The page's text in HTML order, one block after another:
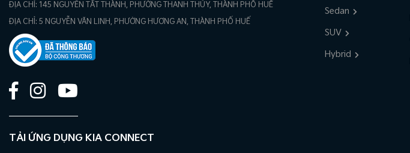
ĐỊA CHỈ: 145 NGUYỄN TẤT THÀNH, PHƯỜNG THANH THỦY, THÀNH PHỐ HUẾ
ĐỊA CHỈ: 5 NGUYỄN VĂN LINH, PHƯỜNG HƯƠNG AN, THÀNH PHỐ HUẾ
TẢI ỨNG DỤNG KIA CONNECT
Sedan
SUV
Hybrid